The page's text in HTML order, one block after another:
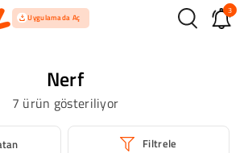
Uygulamada Aç
3
Nerf
7 ürün gösteriliyor
Filtrele